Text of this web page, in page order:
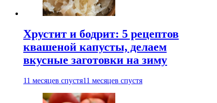
Хрустит и бодрит: 5 рецептов
квашеной капусты, делаем
вкусные заготовки на зиму
11 месяцев спустя11 месяцев спустя